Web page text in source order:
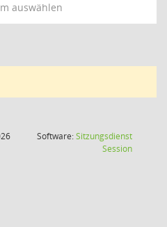
auswählen
Software:Sitzungsdienst
Session(Wird in